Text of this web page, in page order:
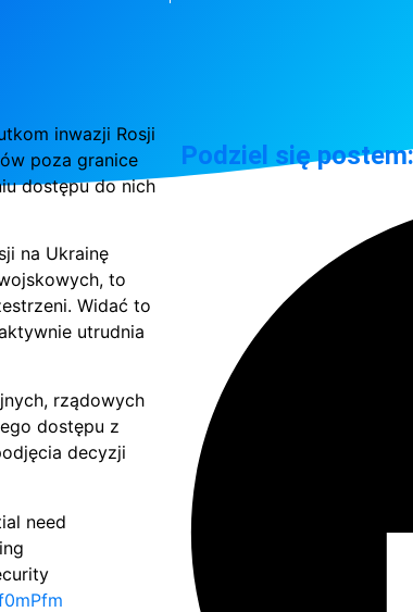
inwazji Rosji
poza granice
dostępu do nich
na Ukrainę
to
Widać to
utrudnia
rządowych
dostępu z
decyzji
need
Podziel się postem: